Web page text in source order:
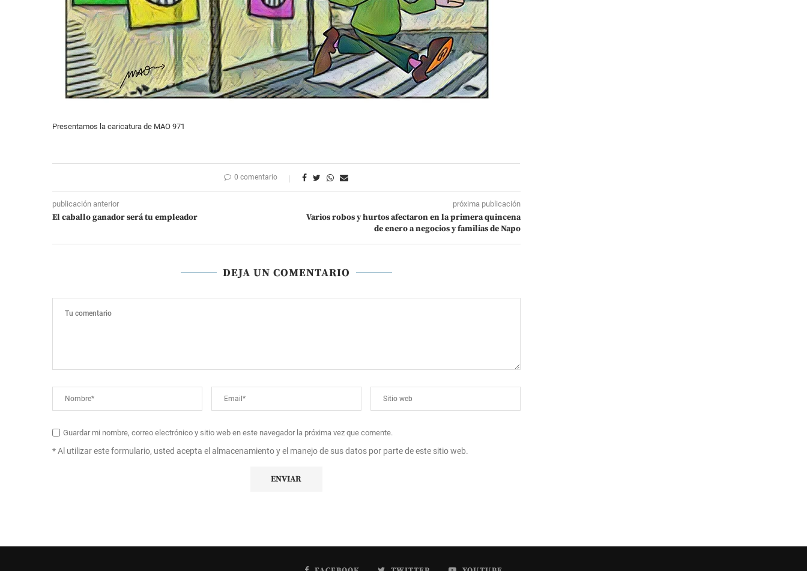
Presentamos la caricatura de MAO 971
0 comentario
publicación anterior
El caballo ganador será tu empleador
próxima publicación
Varios robos y hurtos afectaron en la primera quincena
de enero a negocios y familias de Napo
DEJA UN COMENTARIO
Guardar mi nombre, correo electrónico y sitio web en este navegador la próxima vez que comente.
* Al utilizar este formulario, usted acepta el almacenamiento y el manejo de sus datos por parte de este sitio web.